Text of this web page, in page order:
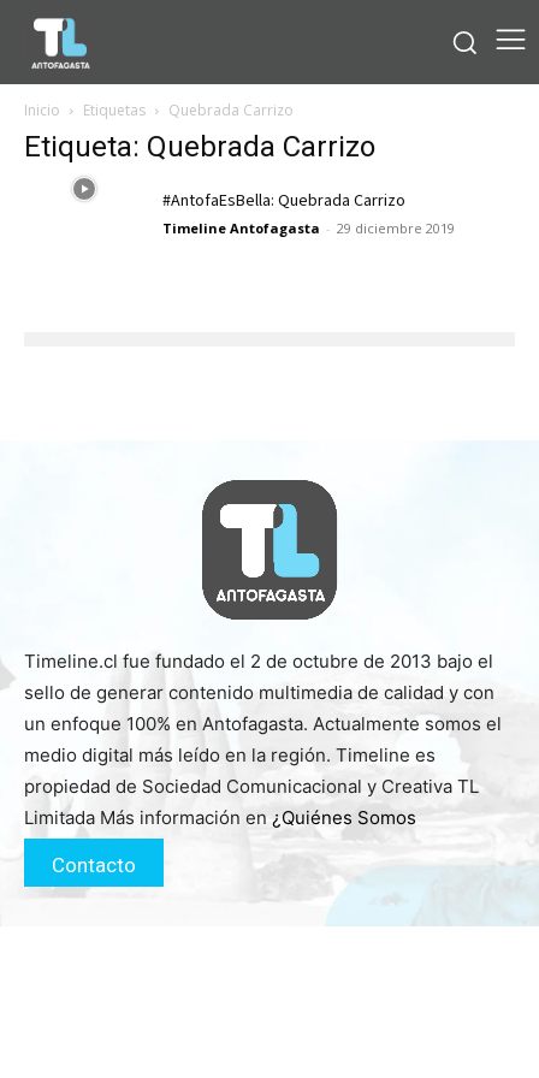
Inicio Etiquetas Quebrada Carrizo
Etiqueta: Quebrada Carrizo
#AntofaEsBella: Quebrada Carrizo
Timeline Antofagasta - 29 diciembre 2019
Timeline.cl fue fundado el 2 de octubre de 2013 bajo el
sello de generar contenido multimedia de calidad y con
un enfoque 100% en Antofagasta. Actualmente somos el
medio digital más leído en la región. Timeline es
propiedad de Sociedad Comunicacional y Creativa TL
Limitada Más información en ¿Quiénes Somos
Contacto